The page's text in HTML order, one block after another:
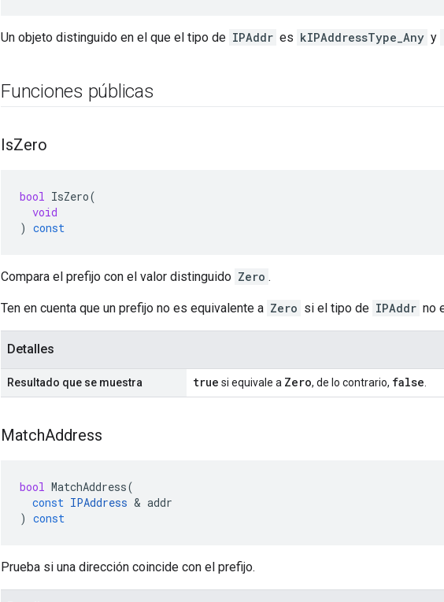
Un objeto distinguido en el que el tipo de IPAddr es kIPAddressType_Any y
Funciones públicas
IsZero
bool IsZero(
void
) const
Compara el prefijo con el valor distinguido Zero .
Ten en cuenta que un prefijo no es equivalente a Zero si el tipo de IPAddr no
Detalles
Resultado que se muestra true si equivale a Zero, de lo contrario, false
MatchAddress
bool MatchAddress(
const IPAddress & addr
) const
Prueba si una dirección coincide con el prefijo.